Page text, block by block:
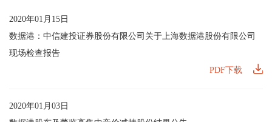
2020年01月15日
数据港：中信建投证券股份有限公司关于上海数据港股份有限公司
现场检查报告
PDF下载
2020年01月03日